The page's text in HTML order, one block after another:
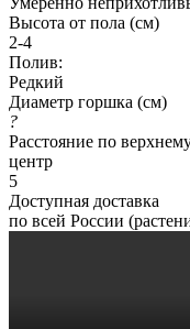
Высота от пола (см)
2-4
Полив:
Редкий
Диаметр горшка (см)
?
Расстояние по
центр
5
Доступная доставка
по всей России